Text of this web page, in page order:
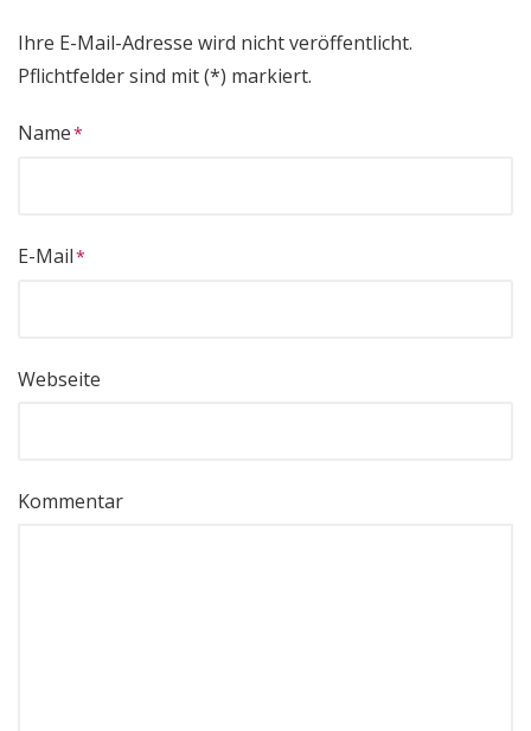
Ihre E-Mail-Adresse wird nicht veröffentlicht.
Pflichtfelder sind mit (*) markiert.
Name
E-Mail
Webseite
Kommentar